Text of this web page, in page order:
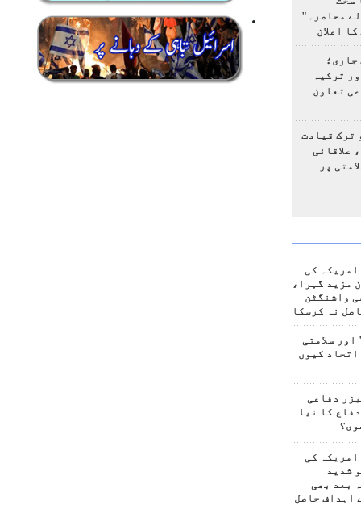
محاصرہ"
اعلان
جاری؛
ترکیہ
تعاون
ترک قیادت
علاقائی
پر
امریکہ کی
مزید گہرا،
واشنگٹن
نہ کرسکا
سلامتی
اتحاد کیوں
دفاعی
کا نیا
امریکہ کی
شدید
بعد بھی
اہداف حاصل